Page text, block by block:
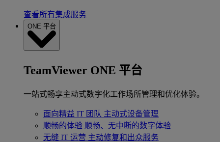
查看所有集成服务
ONE 平台
TeamViewer ONE 平台
一站式畅享主动式数字化工作场所管理和优化体验。
面向精益 IT 团队 主动式设备管理
顺畅的体验 顺畅、无中断的数字体验
无缝 IT 运营 主动修复和出众服务